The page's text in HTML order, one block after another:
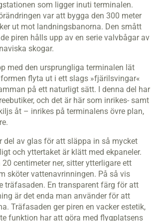
som ligger inuti terminalen.
var att bygga den 300 meter
ut mot landningsbanorna. Den smått
piren hålls upp av en serie valvbågar av
skogar.
med den ursprungliga terminalen lät
flyta ut i ett slags »fjärilsvingar«
på ett naturligt sätt. I denna del har
och det är här som inrikes- samt
åt – inrikes på terminalens övre plan,
del av glas för att släppa in så mycket
och ytter­taket är klätt med ekpaneler.
20 centimeter ner, sitter ytterligare ett
sköter vattenavrinningen. På så vis
träfasaden. En transparent färg för att
är det enda man använder för att
Träfasaden ger piren en vacker estetik,
funktion har att göra med flygplatsens